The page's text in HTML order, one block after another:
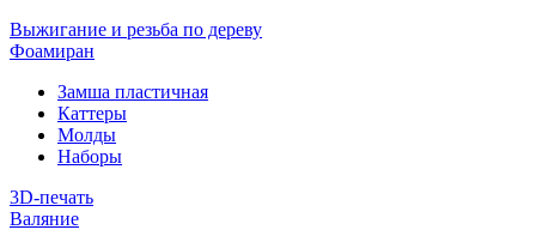
Выжигание и резьба по дереву
Фоамиран
Замша пластичная
Каттеры
Молды
Наборы
3D-печать
Валяние